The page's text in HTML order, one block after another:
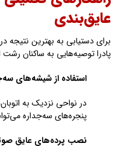
عایق‌بندی
برای دستیابی به بهترین نتیجه
پادرا توصیه‌هایی به ساکنان
استفاده از شیشه‌های
در نواحی نزدیک به
پنجره‌های سه‌جداره
نصب پرده‌های عایق